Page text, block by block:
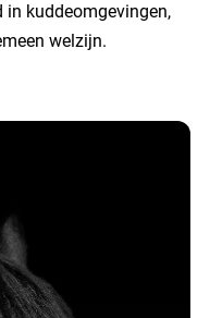
in kuddeomgevingen,
welzijn.